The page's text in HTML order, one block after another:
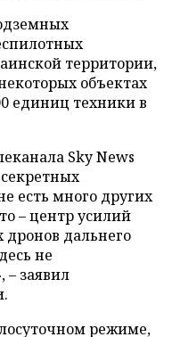
территории,
объектах
единиц техники в
Sky News
есть много других
– центр усилий
дальнего
не
– заявил
режиме,